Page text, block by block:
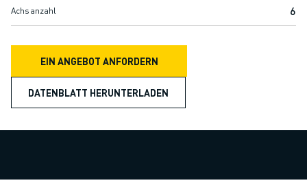
ROBOSHOT VORBEUGENDE WARTUNG
ROBOSHOT TOTAL COST OF OWNERSHIP
DRAHTERODIERMASCHINEN
ROBOCUT DRAHTERODIERMASCHINEN
ROBOCUT HARDWARE
ROBOCUT SOFTWARE
ROBOCUT NACHHALTIGKEIT
Achsanzahl 6
EIN ANGEBOT ANFORDERN
DATENBLATT HERUNTERLADEN